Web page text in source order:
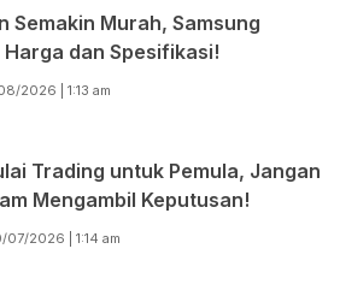
Semakin Murah, Samsung
dan Spesifikasi!
2026 | 1:13 am
Trading untuk Pemula, Jangan
Mengambil Keputusan!
07/2026 | 1:14 am